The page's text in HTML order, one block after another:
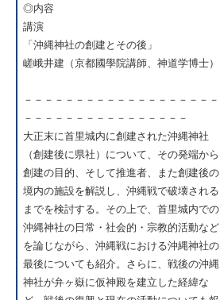
◎内容
講演
「沖縄神社の創建とその後」
嵯峨井建（京都國學院講師、神道学博士）
－－－－－－－－－－－－－－－－－－－
－－－－－－－－－－－－－－－－
大正末に首里城内に創建された沖縄神社
（創建後に県社）について、その発端から
創建の目的、そして推進者、また創建後の
境内の施設を解説し、沖縄戦で破壊される
までを検討する。その上で、首里城内での
沖縄神社の日常・社会的・宗教的活動など
を論じながら、沖縄戦における沖縄神社の
最後についても紹介。さらに、戦後の沖縄
神社が弁ヶ嶽に仮神殿を建立した経緯な